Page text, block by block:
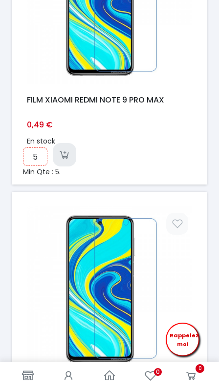
0 0
FILM XIAOMI REDMI NOTE 9 PRO MAX
0,49 €
En stock
Min Qte : 5.
Rappelez
moi